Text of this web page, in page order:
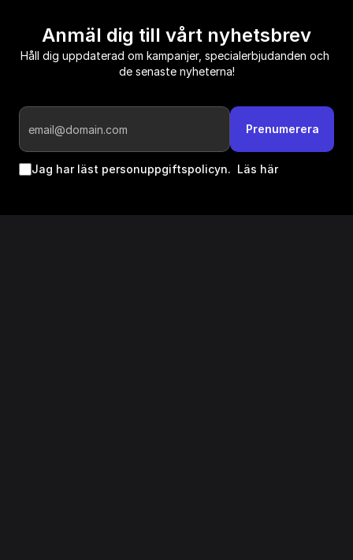
Anmäl dig till vårt nyhetsbrev
Håll dig uppdaterad om kampanjer, specialerbjudanden och
de senaste nyheterna!
Prenumerera
Jag har läst personuppgiftspolicyn. Läs här